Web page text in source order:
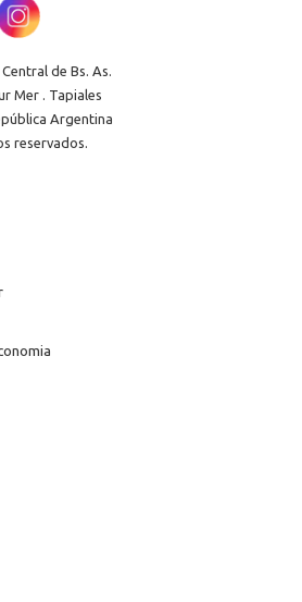
de Bs. As.
Mer . Tapiales
Argentina
reservados.